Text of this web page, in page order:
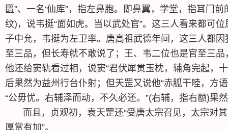
匮”、一名‘仙库”，指左鼻胞。即鼻翼，学堂，指耳门
纹)，说韦挺“面如虎。当以武处官”。这三人看来都可
子中允，韦挺为左卫率。唐高祖武德年间，这三人都
至三品，但长寿就不敢说了；王、韦二位也是官至三
他还给窦轨看过相，说窦“君伏犀贯玉枕，辅角完起，
后果然为益州行台仆射；但天罡又说他“赤胍干睦，方
“公毋忧。右辅泽而动，不久必还。”(右辅，指右额)果
而且，贞观初，袁天罡还“受唐太宗召见，太宗对其
厚赏有加”。